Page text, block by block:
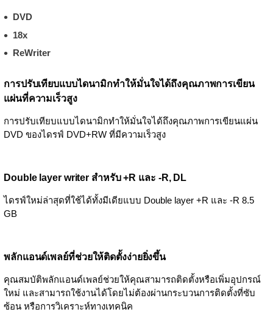
DVD
18x
ReWriter
การปรับเทียบแบบไดนามิกทำให้มั่นใจได้ถึงคุณภาพการเขียน
แผ่นที่ความเร็วสูง
การปรับเทียบแบบไดนามิกทำให้มั่นใจได้ถึงคุณภาพการเขียนแผ่น
DVD ของไดรฟ์ DVD+RW ที่มีความเร็วสูง
Double layer writer สำหรับ +R และ -R, DL
ไดรฟ์ใหม่ล่าสุดที่ใช้ได้ทั้งมีเดียแบบ Double layer +R และ -R 8.5
GB
พลักแอนด์เพลย์ที่ช่วยให้ติดตั้งง่ายยิ่งขึ้น
คุณสมบัติพลักแอนด์เพลย์ช่วยให้คุณสามารถติดตั้งหรือเพิ่มอุปกรณ์
ใหม่ และสามารถใช้งานได้โดยไม่ต้องผ่านกระบวนการติดตั้งที่ซับ
ซ้อน หรือการวิเคราะห์ทางเทคนิค